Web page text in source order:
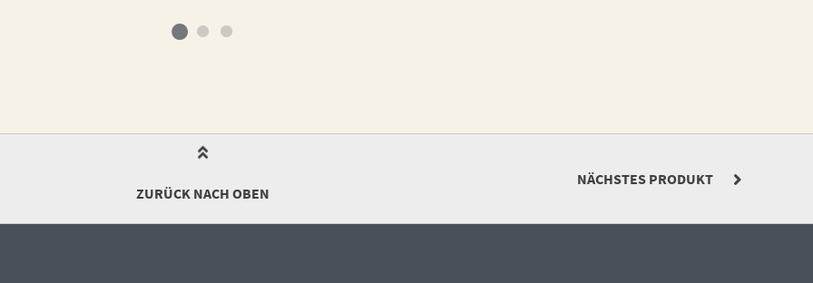
NÄCHSTES PRODUKT
ZURÜCK NACH OBEN